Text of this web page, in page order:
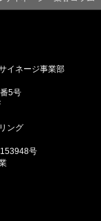
イネージ事業部
5号
ング
号